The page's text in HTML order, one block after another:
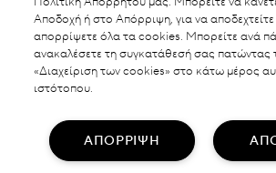
Αποδοχή ή στο Απόρριψη, για να
απορρίψετε όλα τα cookies. Μπορείτε ανά
ανακαλέσετε τη συγκατάθεσή σας πατώντας
«Διαχείριση των cookies» στο κάτω μέρος
ιστότοπου.
ΑΠΟΡΡΙΨΗ